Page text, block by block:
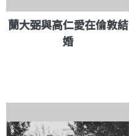
蘭大弼與高仁愛在倫敦結
婚